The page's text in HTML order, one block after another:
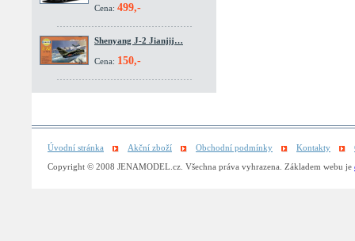
Cena: 499,-
Shenyang J-2 Jianjij…
Cena: 150,-
Úvodní stránka Akční zboží Obchodní podmínky Kontakty
Copyright © 2008 JENAMODEL.cz. Všechna práva vyhrazena. Základem webu je